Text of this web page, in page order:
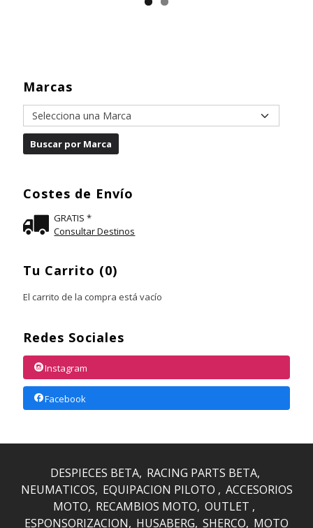
Marcas
Costes de Envío
GRATIS *
Consultar Destinos
Tu Carrito (0)
El carrito de la compra está vacío
Redes Sociales
Instagram
Facebook
DESPIECES BETA RACING PARTS BETA
NEUMATICOS EQUIPACION PILOTO
ACCESORIOS
MOTO RECAMBIOS MOTO OUTLET
ESPONSORIZACION
HUSABERG SHERCO MOTO